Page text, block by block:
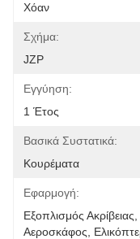
Χόαν
Σχήμα:
JZP
Εγγύηση:
1 Έτος
Βασικά Συστατικά:
Κουρέματα
Εφαρμογή:
Εξοπλισμός
Αεροσκάφος,